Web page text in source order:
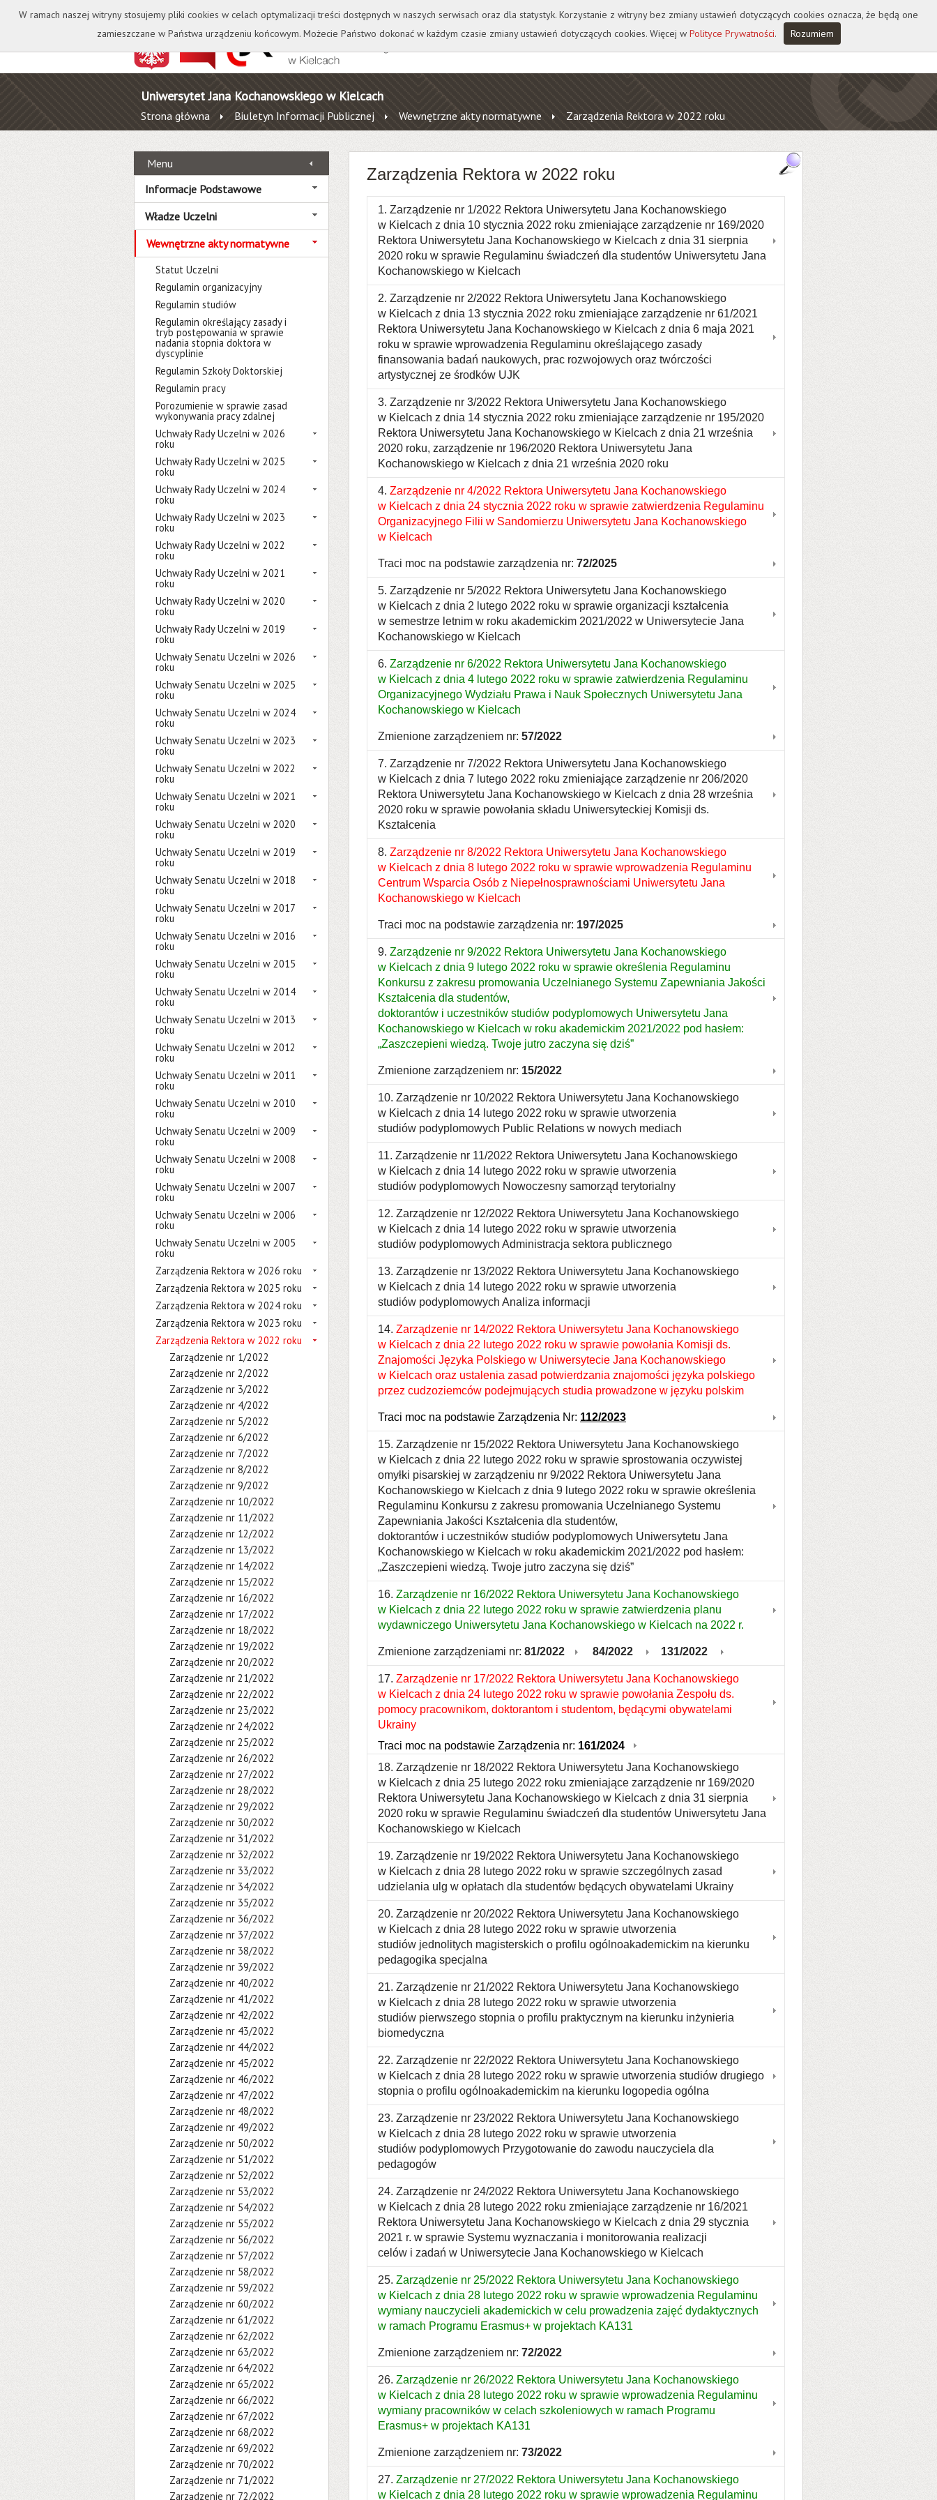
Kontakt Biblioteka Wydawnictwo Wirtualna Uczelnia A A A A
Uniwersytet Jana Kochanowskiego w Kielcach
Strona główna Biuletyn Informacji Publicznej Wewnętrzne akty normatywne Zarządzenia Rektora w 2022 roku
Menu
Informacje Podstawowe
Władze Uczelni
Wewnętrzne akty normatywne
Statut Uczelni
Regulamin organizacyjny
Regulamin studiów
Regulamin określający zasady i
tryb postępowania w sprawie
nadania stopnia doktora w
dyscyplinie
Regulamin Szkoły Doktorskiej
Regulamin pracy
Porozumienie w sprawie zasad
wykonywania pracy zdalnej
Uchwały Rady Uczelni w 2026
roku
Uchwały Rady Uczelni w 2025
roku
Uchwały Rady Uczelni w 2024
roku
Uchwały Rady Uczelni w 2023
roku
Uchwały Rady Uczelni w 2022
roku
Uchwały Rady Uczelni w 2021
roku
Uchwały Rady Uczelni w 2020
roku
Uchwały Rady Uczelni w 2019
roku
Uchwały Senatu Uczelni w 2026
roku
Uchwały Senatu Uczelni w 2025
roku
Uchwały Senatu Uczelni w 2024
roku
Uchwały Senatu Uczelni w 2023
roku
Uchwały Senatu Uczelni w 2022
roku
Uchwały Senatu Uczelni w 2021
roku
Uchwały Senatu Uczelni w 2020
roku
Uchwały Senatu Uczelni w 2019
roku
Uchwały Senatu Uczelni w 2018
roku
Uchwały Senatu Uczelni w 2017
roku
Uchwały Senatu Uczelni w 2016
roku
Uchwały Senatu Uczelni w 2015
roku
Uchwały Senatu Uczelni w 2014
roku
Uchwały Senatu Uczelni w 2013
roku
Uchwały Senatu Uczelni w 2012
roku
Uchwały Senatu Uczelni w 2011
roku
Uchwały Senatu Uczelni w 2010
roku
Uchwały Senatu Uczelni w 2009
roku
Uchwały Senatu Uczelni w 2008
roku
Uchwały Senatu Uczelni w 2007
roku
Uchwały Senatu Uczelni w 2006
roku
Uchwały Senatu Uczelni w 2005
roku
Zarządzenia Rektora w 2026 roku
Zarządzenia Rektora w 2025 roku
Zarządzenia Rektora w 2024 roku
Zarządzenia Rektora w 2023 roku
Zarządzenia Rektora w 2022 roku
Zarządzenie nr 1/2022
Zarządzenie nr 2/2022
Zarządzenie nr 3/2022
Zarządzenie nr 4/2022
Zarządzenie nr 5/2022
Zarządzenie nr 6/2022
Zarządzenie nr 7/2022
Zarządzenie nr 8/2022
Zarządzenie nr 9/2022
Zarządzenie nr 10/2022
Zarządzenie nr 11/2022
Zarządzenie nr 12/2022
Zarządzenie nr 13/2022
Zarządzenie nr 14/2022
Zarządzenie nr 15/2022
Zarządzenie nr 16/2022
Zarządzenie nr 17/2022
Zarządzenie nr 18/2022
Zarządzenie nr 19/2022
Zarządzenie nr 20/2022
Zarządzenie nr 21/2022
Zarządzenie nr 22/2022
Zarządzenie nr 23/2022
Zarządzenie nr 24/2022
Zarządzenie nr 25/2022
Zarządzenie nr 26/2022
Zarządzenie nr 27/2022
Zarządzenie nr 28/2022
Zarządzenie nr 29/2022
Zarządzenie nr 30/2022
Zarządzenie nr 31/2022
Zarządzenie nr 32/2022
Zarządzenie nr 33/2022
Zarządzenie nr 34/2022
Zarządzenie nr 35/2022
Zarządzenie nr 36/2022
Zarządzenie nr 37/2022
Zarządzenie nr 38/2022
Zarządzenie nr 39/2022
Zarządzenie nr 40/2022
Zarządzenie nr 41/2022
Zarządzenie nr 42/2022
Zarządzenie nr 43/2022
Zarządzenie nr 44/2022
Zarządzenie nr 45/2022
Zarządzenie nr 46/2022
Zarządzenie nr 47/2022
Zarządzenie nr 48/2022
Zarządzenie nr 49/2022
Zarządzenie nr 50/2022
Zarządzenie nr 51/2022
Zarządzenie nr 52/2022
Zarządzenie nr 53/2022
Zarządzenie nr 54/2022
Zarządzenie nr 55/2022
Zarządzenie nr 56/2022
Zarządzenie nr 57/2022
Zarządzenie nr 58/2022
Zarządzenie nr 59/2022
Zarządzenie nr 60/2022
Zarządzenie nr 61/2022
Zarządzenie nr 62/2022
Zarządzenie nr 63/2022
Zarządzenie nr 64/2022
Zarządzenie nr 65/2022
Zarządzenie nr 66/2022
Zarządzenie nr 67/2022
Zarządzenie nr 68/2022
Zarządzenie nr 69/2022
Zarządzenie nr 70/2022
Zarządzenie nr 71/2022
Zarządzenie nr 72/2022
Zarządzenia Rektora w 2022 roku
1. Zarządzenie nr 1/2022 Rektora Uniwersytetu Jana Kochanowskiego
w Kielcach z dnia 10 stycznia 2022 roku zmieniające zarządzenie nr 169/2020
Rektora Uniwersytetu Jana Kochanowskiego w Kielcach z dnia 31 sierpnia
2020 roku w sprawie Regulaminu świadczeń dla studentów Uniwersytetu Jana
Kochanowskiego w Kielcach
2. Zarządzenie nr 2/2022 Rektora Uniwersytetu Jana Kochanowskiego
w Kielcach z dnia 13 stycznia 2022 roku zmieniające zarządzenie nr 61/2021
Rektora Uniwersytetu Jana Kochanowskiego w Kielcach z dnia 6 maja 2021
roku w sprawie wprowadzenia Regulaminu określającego zasady
finansowania badań naukowych, prac rozwojowych oraz twórczości
artystycznej ze środków UJK
3. Zarządzenie nr 3/2022 Rektora Uniwersytetu Jana Kochanowskiego
w Kielcach z dnia 14 stycznia 2022 roku zmieniające zarządzenie nr 195/2020
Rektora Uniwersytetu Jana Kochanowskiego w Kielcach z dnia 21 września
2020 roku, zarządzenie nr 196/2020 Rektora Uniwersytetu Jana
Kochanowskiego w Kielcach z dnia 21 września 2020 roku
4. Zarządzenie nr 4/2022 Rektora Uniwersytetu Jana Kochanowskiego
w Kielcach z dnia 24 stycznia 2022 roku w sprawie zatwierdzenia Regulaminu
Organizacyjnego Filii w Sandomierzu Uniwersytetu Jana Kochanowskiego
w Kielcach
Traci moc na podstawie zarządzenia nr: 72/2025
5. Zarządzenie nr 5/2022 Rektora Uniwersytetu Jana Kochanowskiego
w Kielcach z dnia 2 lutego 2022 roku w sprawie organizacji kształcenia
w semestrze letnim w roku akademickim 2021/2022 w Uniwersytecie Jana
Kochanowskiego w Kielcach
6. Zarządzenie nr 6/2022 Rektora Uniwersytetu Jana Kochanowskiego
w Kielcach z dnia 4 lutego 2022 roku w sprawie zatwierdzenia Regulaminu
Organizacyjnego Wydziału Prawa i Nauk Społecznych Uniwersytetu Jana
Kochanowskiego w Kielcach
Zmienione zarządzeniem nr: 57/2022
7. Zarządzenie nr 7/2022 Rektora Uniwersytetu Jana Kochanowskiego
w Kielcach z dnia 7 lutego 2022 roku zmieniające zarządzenie nr 206/2020
Rektora Uniwersytetu Jana Kochanowskiego w Kielcach z dnia 28 września
2020 roku w sprawie powołania składu Uniwersyteckiej Komisji ds.
Kształcenia
8. Zarządzenie nr 8/2022 Rektora Uniwersytetu Jana Kochanowskiego
w Kielcach z dnia 8 lutego 2022 roku w sprawie wprowadzenia Regulaminu
Centrum Wsparcia Osób z Niepełnosprawnościami Uniwersytetu Jana
Kochanowskiego w Kielcach
Traci moc na podstawie zarządzenia nr: 197/2025
9. Zarządzenie nr 9/2022 Rektora Uniwersytetu Jana Kochanowskiego
w Kielcach z dnia 9 lutego 2022 roku w sprawie określenia Regulaminu
Konkursu z zakresu promowania Uczelnianego Systemu Zapewniania Jakości
Kształcenia dla studentów,
doktorantów i uczestników studiów podyplomowych Uniwersytetu Jana
Kochanowskiego w Kielcach w roku akademickim 2021/2022 pod hasłem:
„Zaszczepieni wiedzą. Twoje jutro zaczyna się dziś”
Zmienione zarządzeniem nr: 15/2022
10. Zarządzenie nr 10/2022 Rektora Uniwersytetu Jana Kochanowskiego
w Kielcach z dnia 14 lutego 2022 roku w sprawie utworzenia
studiów podyplomowych Public Relations w nowych mediach
11. Zarządzenie nr 11/2022 Rektora Uniwersytetu Jana Kochanowskiego
w Kielcach z dnia 14 lutego 2022 roku w sprawie utworzenia
studiów podyplomowych Nowoczesny samorząd terytorialny
12. Zarządzenie nr 12/2022 Rektora Uniwersytetu Jana Kochanowskiego
w Kielcach z dnia 14 lutego 2022 roku w sprawie utworzenia
studiów podyplomowych Administracja sektora publicznego
13. Zarządzenie nr 13/2022 Rektora Uniwersytetu Jana Kochanowskiego
w Kielcach z dnia 14 lutego 2022 roku w sprawie utworzenia
studiów podyplomowych Analiza informacji
14. Zarządzenie nr 14/2022 Rektora Uniwersytetu Jana Kochanowskiego
w Kielcach z dnia 22 lutego 2022 roku w sprawie powołania Komisji ds.
Znajomości Języka Polskiego w Uniwersytecie Jana Kochanowskiego
w Kielcach oraz ustalenia zasad potwierdzania znajomości języka polskiego
przez cudzoziemców podejmujących studia prowadzone w języku polskim
Traci moc na podstawie Zarządzenia Nr: 112/2023
15. Zarządzenie nr 15/2022 Rektora Uniwersytetu Jana Kochanowskiego
w Kielcach z dnia 22 lutego 2022 roku w sprawie sprostowania oczywistej
omyłki pisarskiej w zarządzeniu nr 9/2022 Rektora Uniwersytetu Jana
Kochanowskiego w Kielcach z dnia 9 lutego 2022 roku w sprawie określenia
Regulaminu Konkursu z zakresu promowania Uczelnianego Systemu
Zapewniania Jakości Kształcenia dla studentów,
doktorantów i uczestników studiów podyplomowych Uniwersytetu Jana
Kochanowskiego w Kielcach w roku akademickim 2021/2022 pod hasłem:
„Zaszczepieni wiedzą. Twoje jutro zaczyna się dziś”
16. Zarządzenie nr 16/2022 Rektora Uniwersytetu Jana Kochanowskiego
w Kielcach z dnia 22 lutego 2022 roku w sprawie zatwierdzenia planu
wydawniczego Uniwersytetu Jana Kochanowskiego w Kielcach na 2022 r.
Zmienione zarządzeniami nr: 81/2022 84/2022 131/2022
17. Zarządzenie nr 17/2022 Rektora Uniwersytetu Jana Kochanowskiego
w Kielcach z dnia 24 lutego 2022 roku w sprawie powołania Zespołu ds.
pomocy pracownikom, doktorantom i studentom, będącymi obywatelami
Ukrainy
Traci moc na podstawie Zarządzenia nr: 161/2024
18. Zarządzenie nr 18/2022 Rektora Uniwersytetu Jana Kochanowskiego
w Kielcach z dnia 25 lutego 2022 roku zmieniające zarządzenie nr 169/2020
Rektora Uniwersytetu Jana Kochanowskiego w Kielcach z dnia 31 sierpnia
2020 roku w sprawie Regulaminu świadczeń dla studentów Uniwersytetu Jana
Kochanowskiego w Kielcach
19. Zarządzenie nr 19/2022 Rektora Uniwersytetu Jana Kochanowskiego
w Kielcach z dnia 28 lutego 2022 roku w sprawie szczególnych zasad
udzielania ulg w opłatach dla studentów będących obywatelami Ukrainy
20. Zarządzenie nr 20/2022 Rektora Uniwersytetu Jana Kochanowskiego
w Kielcach z dnia 28 lutego 2022 roku w sprawie utworzenia
studiów jednolitych magisterskich o profilu ogólnoakademickim na kierunku
pedagogika specjalna
21. Zarządzenie nr 21/2022 Rektora Uniwersytetu Jana Kochanowskiego
w Kielcach z dnia 28 lutego 2022 roku w sprawie utworzenia
studiów pierwszego stopnia o profilu praktycznym na kierunku inżynieria
biomedyczna
22. Zarządzenie nr 22/2022 Rektora Uniwersytetu Jana Kochanowskiego
w Kielcach z dnia 28 lutego 2022 roku w sprawie utworzenia studiów drugiego
stopnia o profilu ogólnoakademickim na kierunku logopedia ogólna
23. Zarządzenie nr 23/2022 Rektora Uniwersytetu Jana Kochanowskiego
w Kielcach z dnia 28 lutego 2022 roku w sprawie utworzenia
studiów podyplomowych Przygotowanie do zawodu nauczyciela dla
pedagogów
24. Zarządzenie nr 24/2022 Rektora Uniwersytetu Jana Kochanowskiego
w Kielcach z dnia 28 lutego 2022 roku zmieniające zarządzenie nr 16/2021
Rektora Uniwersytetu Jana Kochanowskiego w Kielcach z dnia 29 stycznia
2021 r. w sprawie Systemu wyznaczania i monitorowania realizacji
celów i zadań w Uniwersytecie Jana Kochanowskiego w Kielcach
25. Zarządzenie nr 25/2022 Rektora Uniwersytetu Jana Kochanowskiego
w Kielcach z dnia 28 lutego 2022 roku w sprawie wprowadzenia Regulaminu
wymiany nauczycieli akademickich w celu prowadzenia zajęć dydaktycznych
w ramach Programu Erasmus+ w projektach KA131
Zmienione zarządzeniem nr: 72/2022
26. Zarządzenie nr 26/2022 Rektora Uniwersytetu Jana Kochanowskiego
w Kielcach z dnia 28 lutego 2022 roku w sprawie wprowadzenia Regulaminu
wymiany pracowników w celach szkoleniowych w ramach Programu
Erasmus+ w projektach KA131
Zmienione zarządzeniem nr: 73/2022
27. Zarządzenie nr 27/2022 Rektora Uniwersytetu Jana Kochanowskiego
w Kielcach z dnia 28 lutego 2022 roku w sprawie wprowadzenia Regulaminu
W ramach naszej witryny stosujemy pliki cookies w celach optymalizacji treści dostępnych w naszych serwisach oraz dla statystyk. Korzystanie z witryny bez zmiany ustawień dotyczących cookies oznacza, że będą one
zamieszczane w Państwa urządzeniu końcowym. Możecie Państwo dokonać w każdym czasie zmiany ustawień dotyczących cookies. Więcej w Polityce Prywatności. Rozumiem